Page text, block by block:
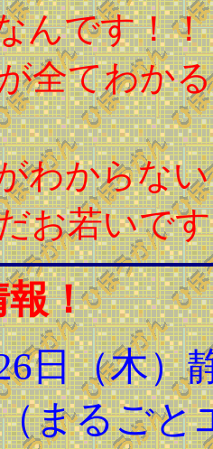
んです！！
全てわか
わからな
お若いで
報！
日（木
まるごと